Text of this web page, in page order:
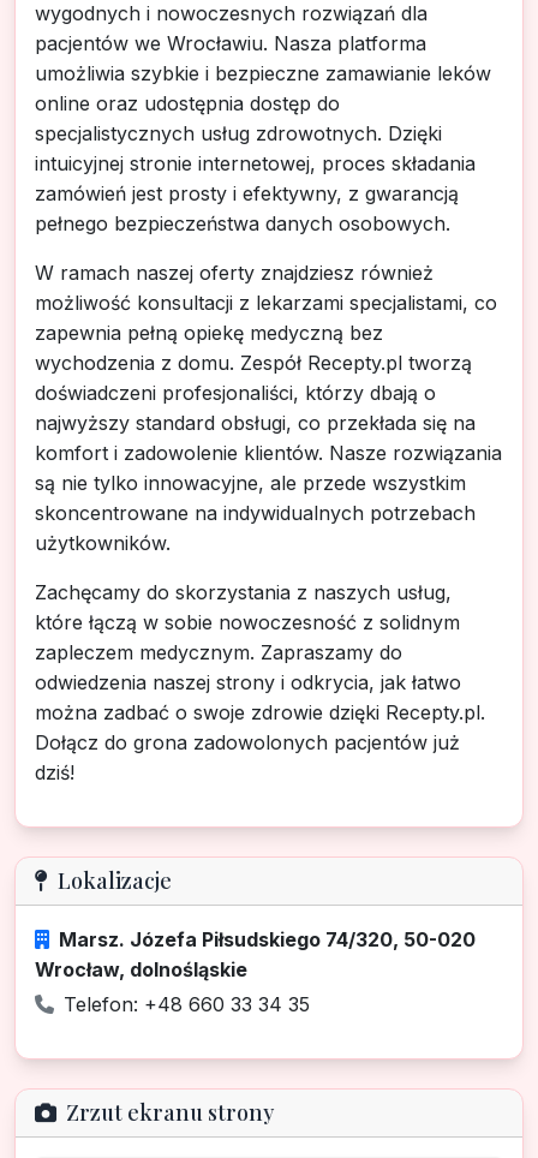
wygodnych i nowoczesnych rozwiązań dla
pacjentów we Wrocławiu. Nasza platforma
umożliwia szybkie i bezpieczne zamawianie leków
online oraz udostępnia dostęp do
specjalistycznych usług zdrowotnych. Dzięki
intuicyjnej stronie internetowej, proces składania
zamówień jest prosty i efektywny, z gwarancją
pełnego bezpieczeństwa danych osobowych.
W ramach naszej oferty znajdziesz również
możliwość konsultacji z lekarzami specjalistami, co
zapewnia pełną opiekę medyczną bez
wychodzenia z domu. Zespół Recepty.pl tworzą
doświadczeni profesjonaliści, którzy dbają o
najwyższy standard obsługi, co przekłada się na
komfort i zadowolenie klientów. Nasze rozwiązania
są nie tylko innowacyjne, ale przede wszystkim
skoncentrowane na indywidualnych potrzebach
użytkowników.
Zachęcamy do skorzystania z naszych usług,
które łączą w sobie nowoczesność z solidnym
zapleczem medycznym. Zapraszamy do
odwiedzenia naszej strony i odkrycia, jak łatwo
można zadbać o swoje zdrowie dzięki Recepty.pl.
Dołącz do grona zadowolonych pacjentów już
dziś!
Lokalizacje
Marsz. Józefa Piłsudskiego 74/320, 50-020
Wrocław, dolnośląskie
Telefon: +48 660 33 34 35
Zrzut ekranu strony